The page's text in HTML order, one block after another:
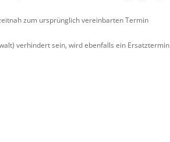
zum ursprünglich vereinbarten Termin
verhindert sein, wird ebenfalls ein Ersatztermin